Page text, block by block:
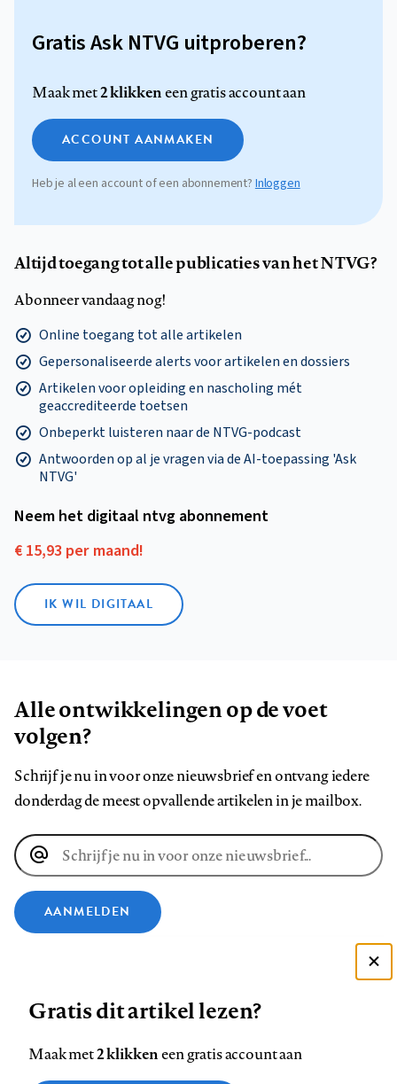
Gratis Ask NTVG uitproberen?
Maak met2 klikkeneen gratis account aan
ACCOUNT AANMAKEN
Heb je al een account of een abonnement?Inloggen
Altijd toegang tot alle publicaties van het NTVG?
Abonneer vandaag nog!
Online toegang tot alle artikelen
Gepersonaliseerde alerts voor artikelen en dossiers
Artikelen voor opleiding en nascholing mét
geaccrediteerde toetsen
Onbeperkt luisteren naar de NTVG-podcast
Antwoorden op al je vragen via de AI-toepassing 'Ask
NTVG'
Neem het digitaal ntvg abonnement
€ 15,93 per maand!
IK WIL DIGITAAL
Alle ontwikkelingen op de voet
volgen?
Schrijf je nu in voor onze nieuwsbrief en ontvang iedere
donderdag de meest opvallende artikelen in je mailbox.
E-
mailadres
AANMELDEN
ons
ons
ons
ons
ons
ons
Zie onze cookie policy
Gratis dit artikel lezen?
Maak met2 klikkeneen gratis account aan